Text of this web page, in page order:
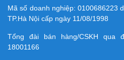
Mã số doanh nghiệp:0100686223
TP.Hà Nội cấp ngày 11/08/1998
Tổng đài bán hàng/CSKH qua
18001166